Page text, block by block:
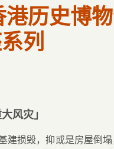
历史博
列
风灾」
建损毁，抑或是房屋倒